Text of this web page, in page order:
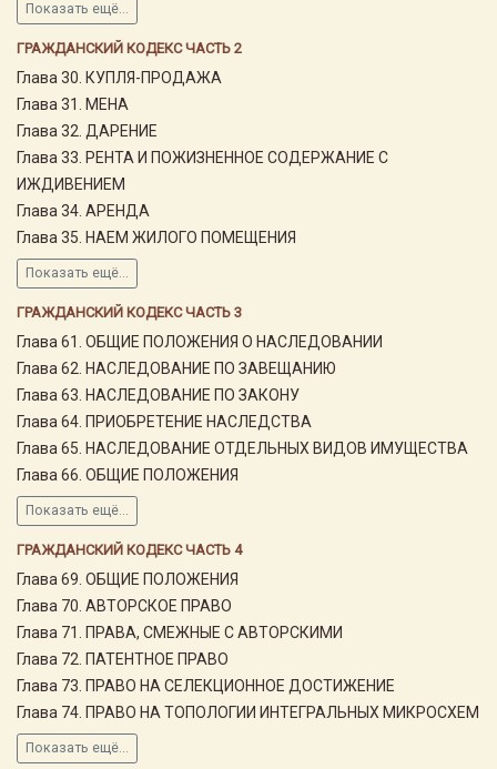
Показать ещё...
ГРАЖДАНСКИЙ КОДЕКС ЧАСТЬ 2
Глава 30. КУПЛЯ-ПРОДАЖА
Глава 31. МЕНА
Глава 32. ДАРЕНИЕ
Глава 33. РЕНТА И ПОЖИЗНЕННОЕ СОДЕРЖАНИЕ С
ИЖДИВЕНИЕМ
Глава 34. АРЕНДА
Глава 35. НАЕМ ЖИЛОГО ПОМЕЩЕНИЯ
Показать ещё...
ГРАЖДАНСКИЙ КОДЕКС ЧАСТЬ 3
Глава 61. ОБЩИЕ ПОЛОЖЕНИЯ О НАСЛЕДОВАНИИ
Глава 62. НАСЛЕДОВАНИЕ ПО ЗАВЕЩАНИЮ
Глава 63. НАСЛЕДОВАНИЕ ПО ЗАКОНУ
Глава 64. ПРИОБРЕТЕНИЕ НАСЛЕДСТВА
Глава 65. НАСЛЕДОВАНИЕ ОТДЕЛЬНЫХ ВИДОВ ИМУЩЕСТВА
Глава 66. ОБЩИЕ ПОЛОЖЕНИЯ
Показать ещё...
ГРАЖДАНСКИЙ КОДЕКС ЧАСТЬ 4
Глава 69. ОБЩИЕ ПОЛОЖЕНИЯ
Глава 70. АВТОРСКОЕ ПРАВО
Глава 71. ПРАВА, СМЕЖНЫЕ С АВТОРСКИМИ
Глава 72. ПАТЕНТНОЕ ПРАВО
Глава 73. ПРАВО НА СЕЛЕКЦИОННОЕ ДОСТИЖЕНИЕ
Глава 74. ПРАВО НА ТОПОЛОГИИ ИНТЕГРАЛЬНЫХ МИКРОСХЕМ
Показать ещё...